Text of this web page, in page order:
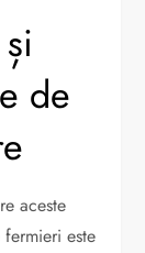
de
aceste
este